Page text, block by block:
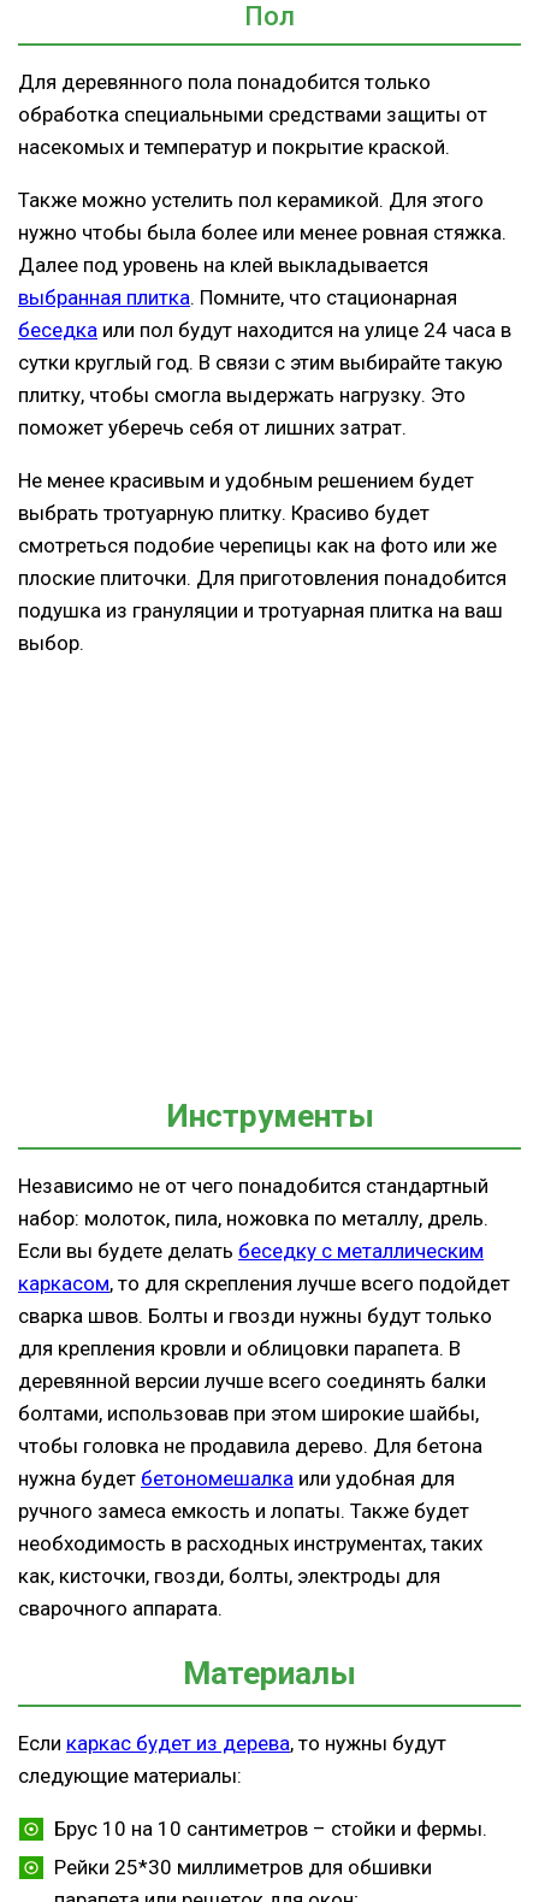
Пол
Для деревянного пола понадобится только
обработка специальными средствами защиты от
насекомых и температур и покрытие краской.
Также можно устелить пол керамикой. Для этого
нужно чтобы была более или менее ровная стяжка.
Далее под уровень на клей выкладывается
выбранная плитка. Помните, что стационарная
беседка или пол будут находится на улице 24 часа в
сутки круглый год. В связи с этим выбирайте такую
плитку, чтобы смогла выдержать нагрузку. Это
поможет уберечь себя от лишних затрат.
Не менее красивым и удобным решением будет
выбрать тротуарную плитку. Красиво будет
смотреться подобие черепицы как на фото или же
плоские плиточки. Для приготовления понадобится
подушка из грануляции и тротуарная плитка на ваш
выбор.
Инструменты
Независимо не от чего понадобится стандартный
набор: молоток, пила, ножовка по металлу, дрель.
Если вы будете делать беседку с металлическим
каркасом, то для скрепления лучше всего подойдет
сварка швов. Болты и гвозди нужны будут только
для крепления кровли и облицовки парапета. В
деревянной версии лучше всего соединять балки
болтами, использовав при этом широкие шайбы,
чтобы головка не продавила дерево. Для бетона
нужна будет бетономешалка или удобная для
ручного замеса емкость и лопаты. Также будет
необходимость в расходных инструментах, таких
как, кисточки, гвозди, болты, электроды для
сварочного аппарата.
Материалы
Если каркас будет из дерева, то нужны будут
следующие материалы:
Брус 10 на 10 сантиметров – стойки и фермы.
Рейки 25*30 миллиметров для обшивки